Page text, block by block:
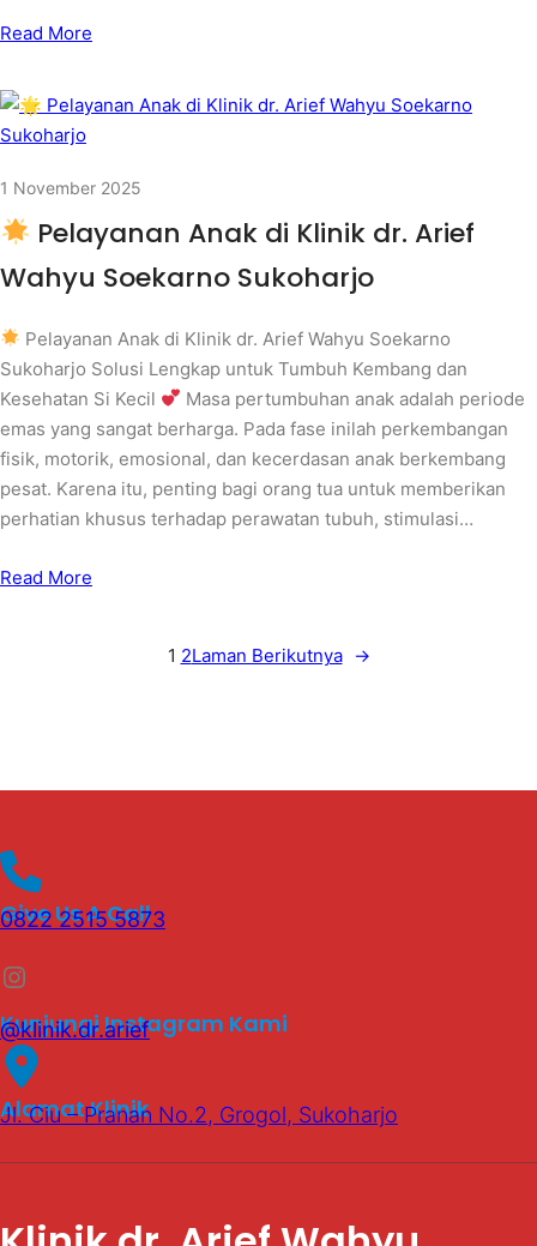
Read More
1 November 2025
Pelayanan Anak di Klinik dr. Arief
Wahyu Soekarno Sukoharjo
Pelayanan Anak di Klinik dr. Arief Wahyu Soekarno
Sukoharjo Solusi Lengkap untuk Tumbuh Kembang dan
Kesehatan Si Kecil
Masa pertumbuhan anak adalah periode
emas yang sangat berharga. Pada fase inilah perkembangan
fisik, motorik, emosional, dan kecerdasan anak berkembang
pesat. Karena itu, penting bagi orang tua untuk memberikan
perhatian khusus terhadap perawatan tubuh, stimulasi…
Read More
1 2Laman Berikutnya →
Give Us A Call
0822 2515 5873
Instagram
Kunjungi Instagram Kami
@klinik.dr.arief
Alamat Klinik
Jl. Ciu – Pranan No.2, Grogol, Sukoharjo